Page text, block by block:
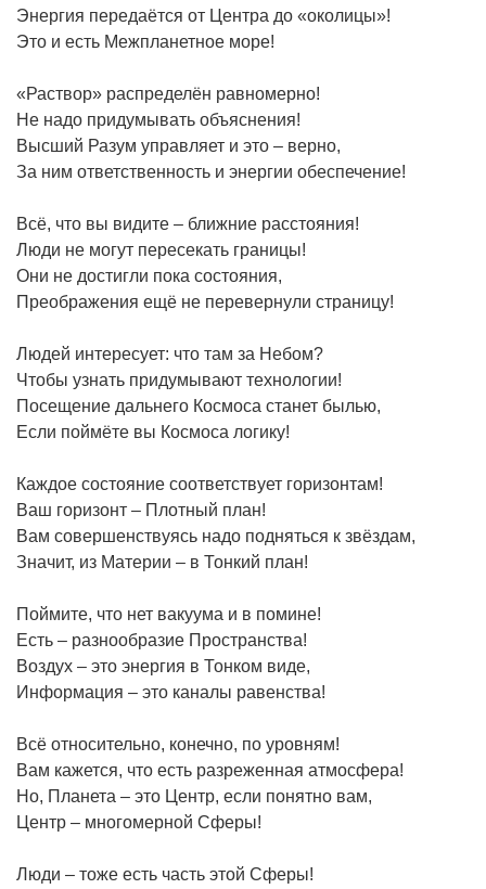
Энергия передаётся от Центра до «околицы»!
Это и есть Межпланетное море!
«Раствор» распределён равномерно!
Не надо придумывать объяснения!
Высший Разум управляет и это – верно,
За ним ответственность и энергии обеспечение!
Всё, что вы видите – ближние расстояния!
Люди не могут пересекать границы!
Они не достигли пока состояния,
Преображения ещё не перевернули страницу!
Людей интересует: что там за Небом?
Чтобы узнать придумывают технологии!
Посещение дальнего Космоса станет былью,
Если поймёте вы Космоса логику!
Каждое состояние соответствует горизонтам!
Ваш горизонт – Плотный план!
Вам совершенствуясь надо подняться к звёздам,
Значит, из Материи – в Тонкий план!
Поймите, что нет вакуума и в помине!
Есть – разнообразие Пространства!
Воздух – это энергия в Тонком виде,
Информация – это каналы равенства!
Всё относительно, конечно, по уровням!
Вам кажется, что есть разреженная атмосфера!
Но, Планета – это Центр, если понятно вам,
Центр – многомерной Сферы!
Люди – тоже есть часть этой Сферы!